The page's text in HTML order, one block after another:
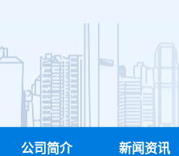
公司简介 新闻资讯